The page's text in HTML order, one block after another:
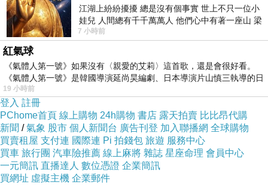
江湖上紛紛擾擾 總是沒有個事實 世上不只一位小
娃兒 人間總有千千萬萬人 他們心中有著一座山 梁
山佛山泰華衡恆嵩 一山之高
7 小時前
紅氣球
《氣體人第一號》如果沒有〈親愛的艾莉〉這首歌，還是會很好看。
《氣體人第一號》是韓國導演延尚昊編劇、日本導演片山慎三執導的日
19 小時前
登入 註冊
PChome首頁 線上購物 24h購物 書店 露天拍賣 比比昂代購
新聞 /氣象 股市 個人新聞台 廣告刊登 加入聯播網 全球購物
買賣租屋 支付連 國際連 Pi 拍錢包 旅遊 服務中心
買車 旅行團 汽車險推薦 線上麻將 雜誌 星座命理 會員中心
一元簡訊 直播達人 數位憑證 企業簡訊
買網址 虛擬主機 企業郵件